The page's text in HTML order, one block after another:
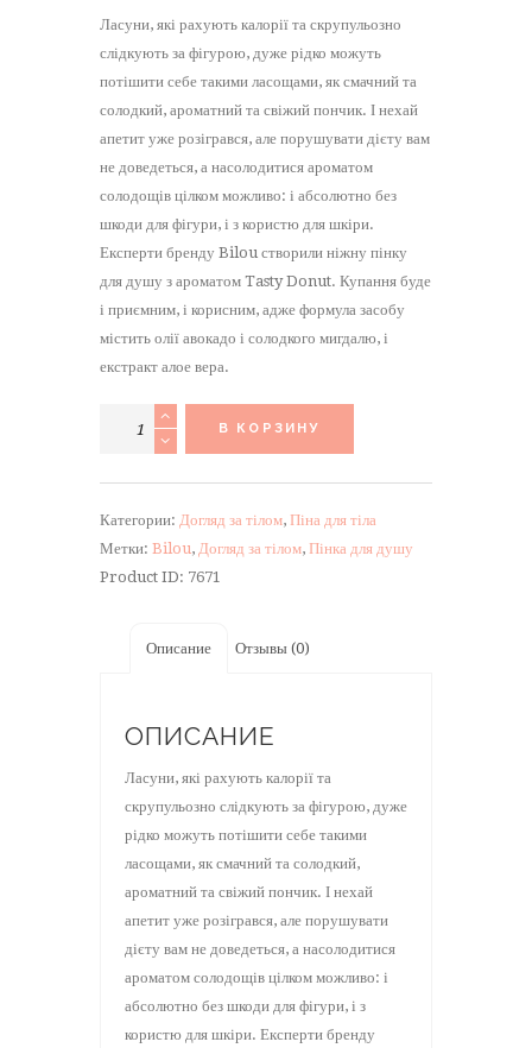
Ласуни, які рахують калорії та скрупульозно
слідкують за фігурою, дуже рідко можуть
потішити себе такими ласощами, як смачний та
солодкий, ароматний та свіжий пончик. І нехай
апетит уже розігрався, але порушувати дієту вам
не доведеться, а насолодитися ароматом
солодощів цілком можливо: і абсолютно без
шкоди для фігури, і з користю для шкіри.
Експерти бренду Bilou створили ніжну пінку
для душу з ароматом Tasty Donut. Купання буде
і приємним, і корисним, адже формула засобу
містить олії авокадо і солодкого мигдалю, і
екстракт алое вера.
Количество
душу
Bilou
Tasty
В КОРЗИНУ
Категории: Догляд за тілом, Піна для тіла
Метки: Bilou, Догляд за тілом, Пінка для душу
Product ID: 7671
Описание Отзывы (0)
ОПИСАНИЕ
Ласуни, які рахують калорії та
скрупульозно слідкують за фігурою, дуже
рідко можуть потішити себе такими
ласощами, як смачний та солодкий,
ароматний та свіжий пончик. І нехай
апетит уже розігрався, але порушувати
дієту вам не доведеться, а насолодитися
ароматом солодощів цілком можливо: і
абсолютно без шкоди для фігури, і з
користю для шкіри. Експерти бренду